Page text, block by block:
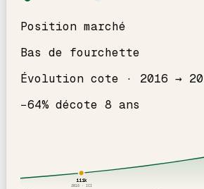
Position marché
Bas de fourchette
Évolution cote · 2016 →
−64% décote 8 ans
111k
2018· ICI